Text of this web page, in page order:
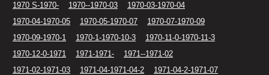
1970 S-1970-
1970--1970-03
1970-03-1970-04
1970-04-1970-05
1970-05-1970-07
1970-07-1970-09
1970-09-1970-1
1970-1-1970-10-3
1970-11-0-1970-11-3
1970-12-0-1971
1971-1971-
1971--1971-02
1971-02-1971-03
1971-04-1971-04-2
1971-04-2-1971-07